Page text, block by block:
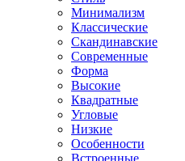
Минимализм
Классические
Скандинавские
Современные
Форма
Высокие
Квадратные
Угловые
Низкие
Особенности
Встроенные